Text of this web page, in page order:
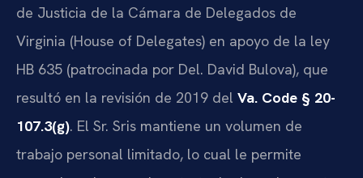
de Justicia de la Cámara de Delegados de
Virginia (House of Delegates) en apoyo de la ley
HB 635 (patrocinada por Del. David Bulova), que
resultó en la revisión de 2019 del Va. Code § 20-
107.3(g). El Sr. Sris mantiene un volumen de
trabajo personal limitado, lo cual le permite